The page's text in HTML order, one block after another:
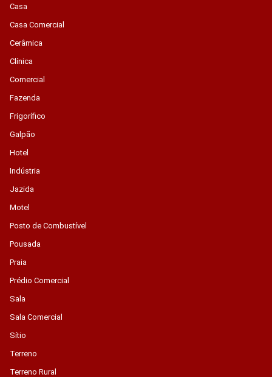
Casa
Casa Comercial
Cerâmica
Clínica
Comercial
Fazenda
Frigorífico
Galpão
Hotel
Indústria
Jazida
Motel
Posto de Combustível
Pousada
Praia
Prédio Comercial
Sala
Sala Comercial
Sítio
Terreno
Terreno Rural